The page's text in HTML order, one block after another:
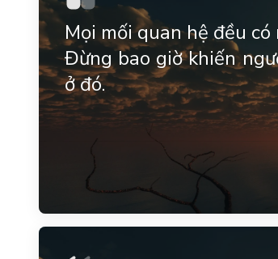
Mọi mối quan hệ đều
Đừng bao giờ khiến
ở đó.